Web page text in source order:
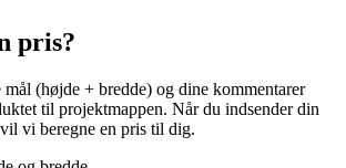
pris?
mål (højde + bredde) og dine kommentarer
til projektmappen. Når du indsender din
vi beregne en pris til dig.